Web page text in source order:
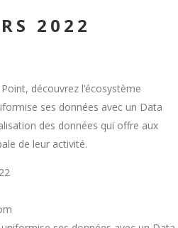
2022
découvrez l’écosystème
ses données avec un Data
des données qui offre aux
de leur activité.